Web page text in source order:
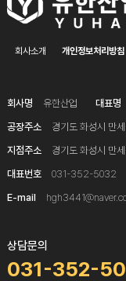
회사소개 개인정보처리방침
회사명 유한산업 대표명
공장주소
경기도 화성시 만
지점주소
경기도 화성시 만
대표번호
031-352-5032
E-mail
상담문의
031-352-